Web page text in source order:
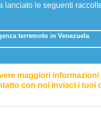
lanciato le seguenti
terremoto in Venezuela
maggiori informazioni
con noi inviaci i tuoi